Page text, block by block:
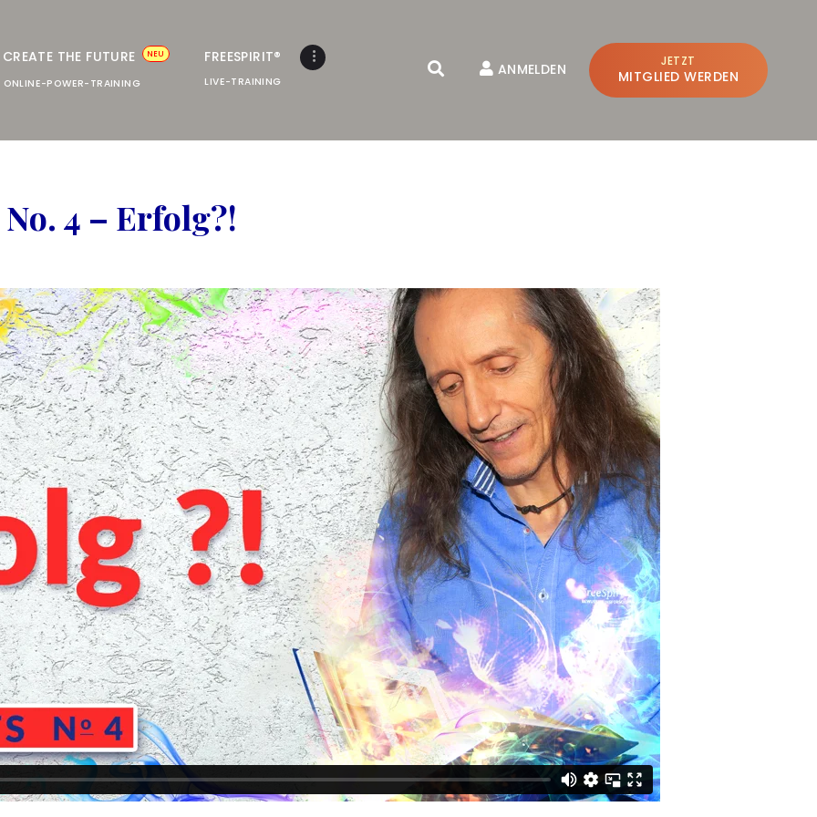
CREATE THE FUTURE NEU
ONLINE-POWER-TRAINING
FREESPIRIT®
LIVE-TRAINING
ANMELDEN JETZT
MITGLIED WERDEN
HILFE UND SUCHE
nach:
FREESPIRIT ONLINE SCHULUNGEN
Bruno Würtenberger & Aline N. Brandstetter
4 – Erfolg?!